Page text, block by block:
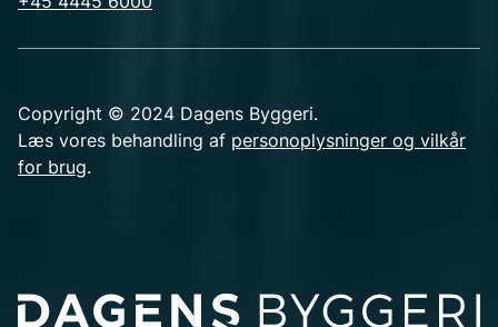
Copyright © 2024 Dagens Byggeri.
Læs vores behandling af personoplysninger og vilkår
for brug.